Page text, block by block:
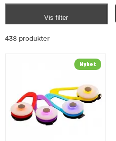
Vis filter
438 produkter